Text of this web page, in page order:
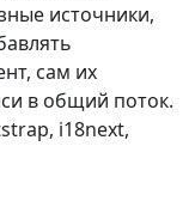
источники,
сам их
в общий поток.
i18next,